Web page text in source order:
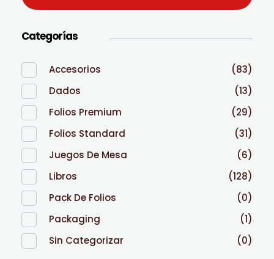
Categorías
Accesorios
(83)
Dados
(13)
Folios Premium
(29)
Folios Standard
(31)
Juegos De Mesa
(6)
Libros
(128)
Pack De Folios
(0)
Packaging
(1)
Sin Categorizar
(0)